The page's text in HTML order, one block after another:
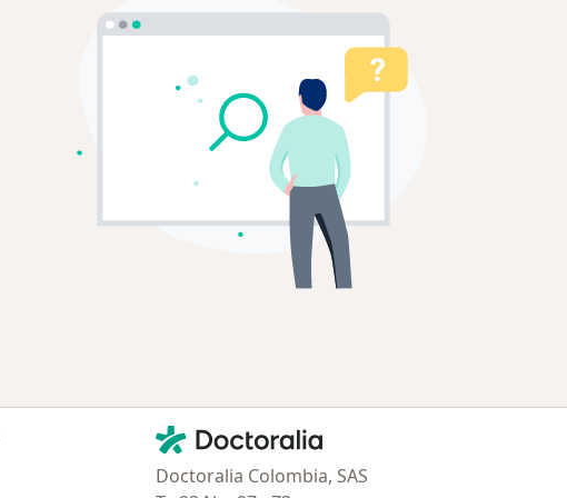
Contacto
Doctoralia - Página de inicio
Doctoralia Colombia, SAS